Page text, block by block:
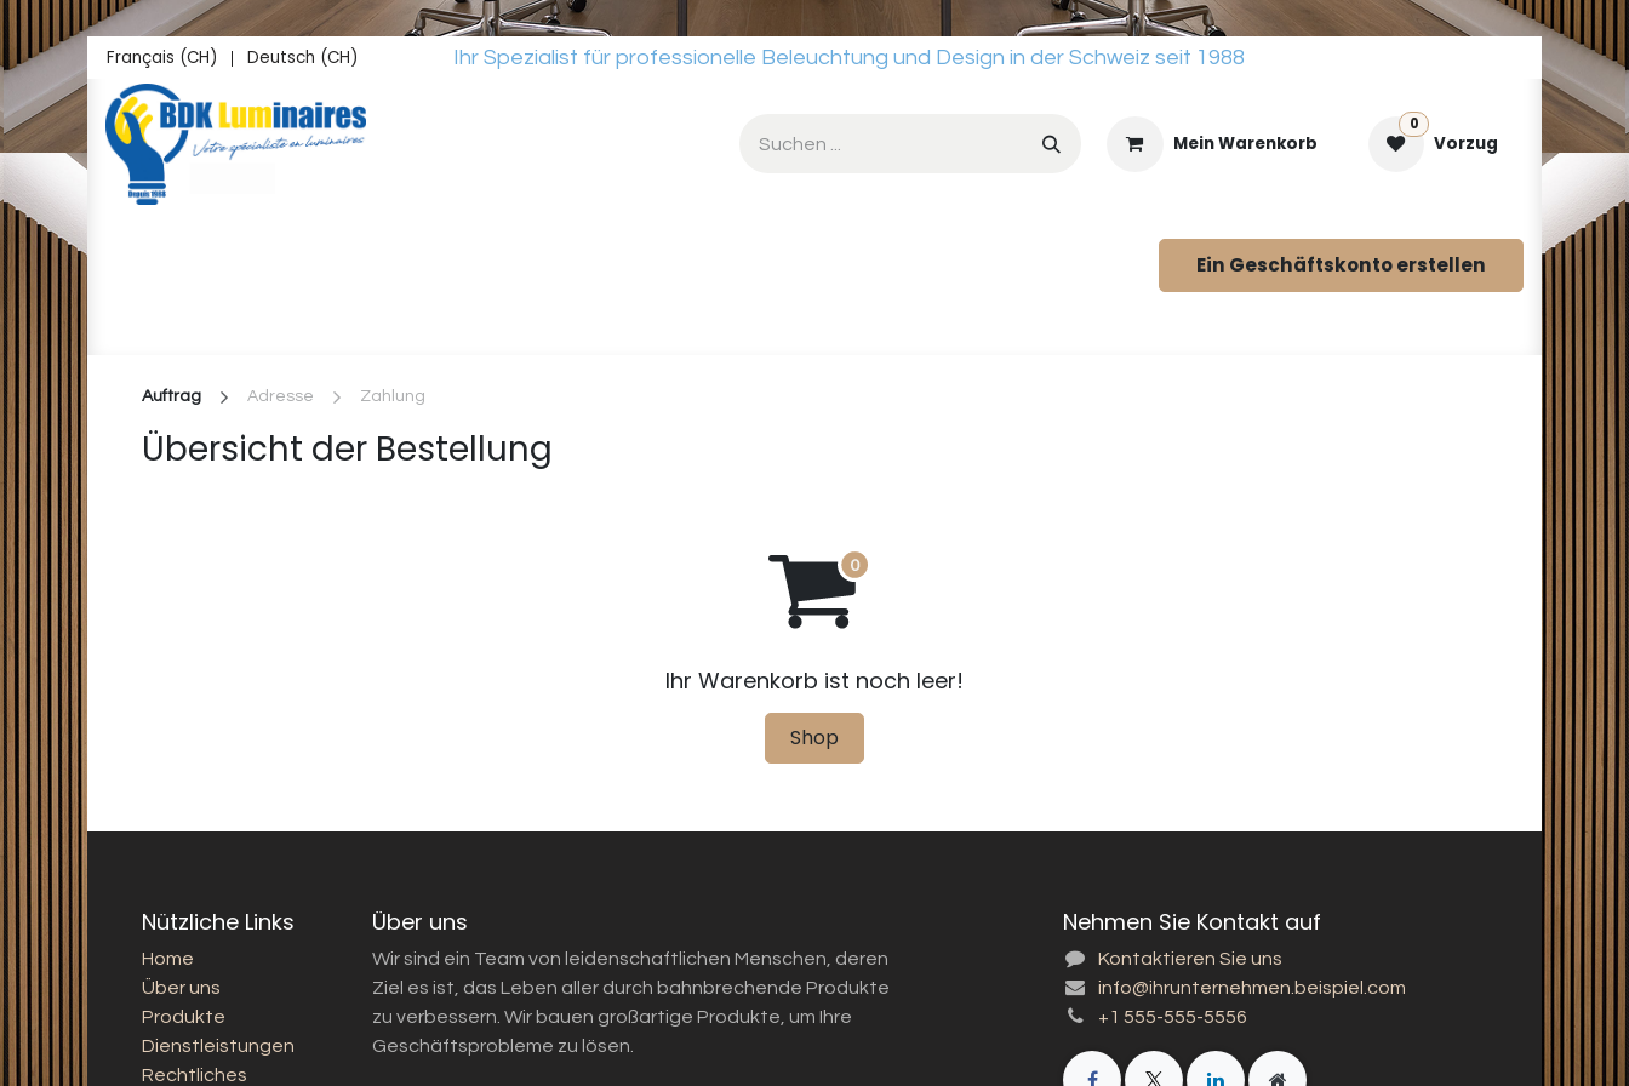
Zum Inhalt springen
Français (CH) Deutsch (CH) Ihr Spezialist für professionelle Beleuchtung und Design in der Schweiz seit 1988
Mein Warenkorb
0
Vorzug
Katalog
Ein Geschäftskonto erstellen
Auftrag Adresse Zahlung
Übersicht der Bestellung
Ihr Warenkorb ist noch leer!
Shop
Nützliche Links
Home
Über uns
Produkte
Dienstleistungen
Rechtliches
Über uns
Wir sind ein Team von leidenschaftlichen Menschen, deren
Ziel es ist, das Leben aller durch bahnbrechende Produkte
zu verbessern. Wir bauen großartige Produkte, um Ihre
Geschäftsprobleme zu lösen.
Nehmen Sie Kontakt auf
Kontaktieren Sie uns
info@ihrunternehmen.beispiel.com
+1 555-555-5556